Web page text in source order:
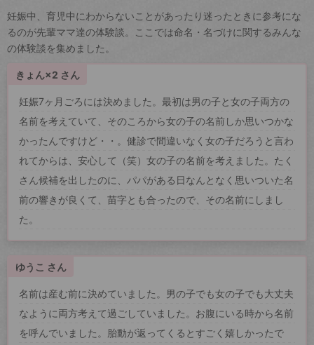
妊娠中、育児中にわからないことがあったり迷ったときに参考にな
るのが先輩ママ達の体験談。ここでは命名・名づけに関するみんな
の体験談を集めました。
きょん×2 さん
妊娠7ヶ月ごろには決めました。最初は男の子と女の子両方の
名前を考えていて、そのころから女の子の名前しか思いつかな
かったんですけど・・。健診で間違いなく女の子だろうと言わ
れてからは、安心して（笑）女の子の名前を考えました。たく
さん候補を出したのに、パパがある日なんとなく思いついた名
前の響きが良くて、苗字とも合ったので、その名前にしまし
た。
ゆうこ さん
名前は産む前に決めていました。男の子でも女の子でも大丈夫
なように両方考えて過ごしていました。お腹にいる時から名前
を呼んでいました。胎動が返ってくるとすごく嬉しかったで